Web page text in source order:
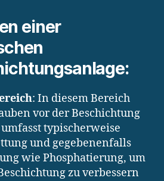
einer
: In diesem Bereich
vor der Beschichtung
typischerweise
und gegebenenfalls
wie Phosphatierung, um
zu verbessern